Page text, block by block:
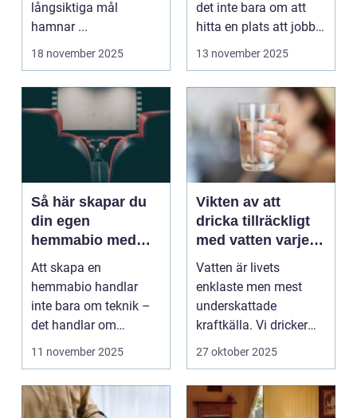
långsiktiga mål
hamnar ...
18 november 2025
det inte bara om att
hitta en plats att jobba
på...
13 november 2025
Så här skapar du
din egen
hemmabio med
enkla medel
Att skapa en
hemmabio handlar
inte bara om teknik –
det handlar om
känslan av att fö...
11 november 2025
Vikten av att
dricka tillräckligt
med vatten varje
dag
Vatten är livets
enklaste men mest
underskattade
kraftkälla. Vi dricker
det varje dag, men...
27 oktober 2025